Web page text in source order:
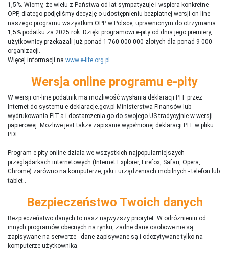
1,5%. Wiemy, że wielu z Państwa od lat sympatyzuje i wspiera konkretne
OPP, dlatego podjęliśmy decyzję o udostępnieniu bezpłatnej wersji on-line
naszego programu wszystkim OPP w Polsce, uprawnionym do otrzymania
1,5% podatku za 2025 rok. Dzięki programowi e-pity od dnia jego premiery,
użytkownicy przekazali już ponad 1 760 000 000 złotych dla ponad 9 000
organizacji.
Więcej informacji na www.e-life.org.pl
Wersja online programu e-pity
W wersji on-line podatnik ma możliwość wysłania deklaracji PIT przez
Internet do systemu e-deklaracje.gov.pl Ministerstwa Finansów lub
wydrukowania PIT-a i dostarczenia go do swojego US tradycyjnie w wersji
papierowej. Możliwe jest także zapisanie wypełnionej deklaracji PIT w pliku
PDF.
Program e-pity online działa we wszystkich najpopularniejszych
przeglądarkach internetowych (Internet Explorer, Firefox, Safari, Opera,
Chrome) zarówno na komputerze, jaki i urządzeniach mobilnych - telefon lub
tablet..
Bezpieczeństwo Twoich danych
Bezpieczeństwo danych to nasz najwyższy priorytet. W odróżnieniu od
innych programów obecnych na rynku, żadne dane osobowe nie są
zapisywane na serwerze - dane zapisywane są i odczytywane tylko na
komputerze użytkownika.